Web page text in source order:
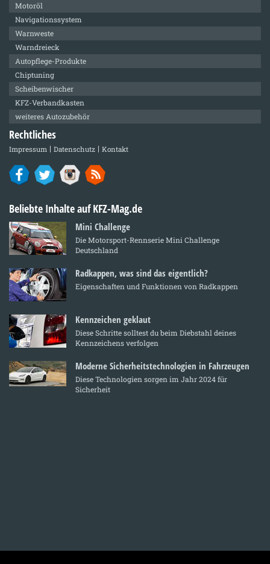
Motoröl
Navigationssystem
Warnweste
Warndreieck
Autopflege-Produkte
Chiptuning
Scheibenwischer
KFZ-Verbandkasten
weiteres Autozubehör
Rechtliches
Impressum Datenschutz Kontakt
Beliebte Inhalte auf KFZ-Mag.de
Mini Challenge
Die Motorsport-Rennserie Mini Challenge
Deutschland
Radkappen, was sind das eigentlich?
Eigenschaften und Funktionen von Radkappen
Kennzeichen geklaut
Diese Schritte solltest du beim Diebstahl deines
Kennzeichens verfolgen
Moderne Sicherheitstechnologien in Fahrzeugen
Diese Technologien sorgen im Jahr 2024 für
Sicherheit